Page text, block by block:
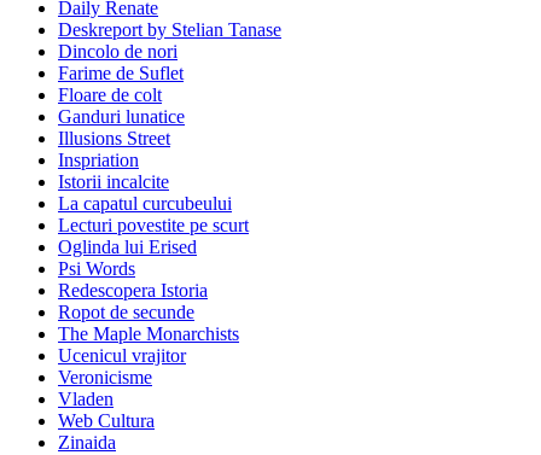
Daily Renate
Deskreport by Stelian Tanase
Dincolo de nori
Farime de Suflet
Floare de colt
Ganduri lunatice
Illusions Street
Inspriation
Istorii incalcite
La capatul curcubeului
Lecturi povestite pe scurt
Oglinda lui Erised
Psi Words
Redescopera Istoria
Ropot de secunde
The Maple Monarchists
Ucenicul vrajitor
Veronicisme
Vladen
Web Cultura
Zinaida